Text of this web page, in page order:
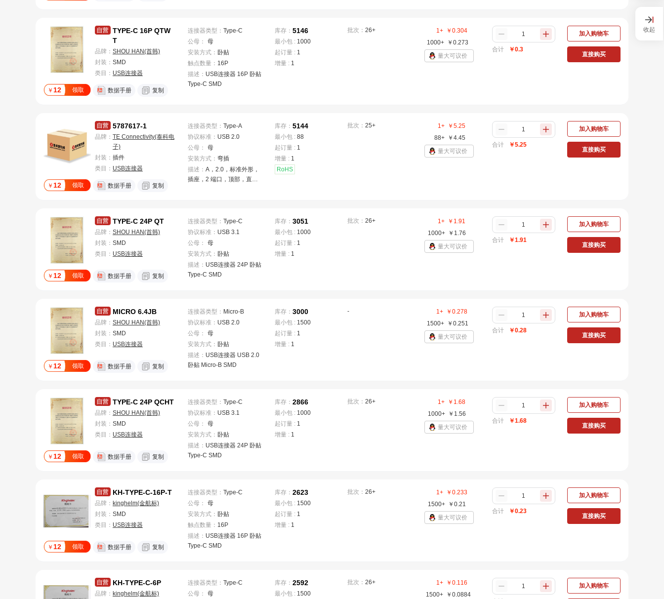
TYPE-C 16P QTW
T
品牌： SHOU HAN(首韩)
封装： SMD
类目： USB连接器
￥ 12 领取 数据手册 复制
连接器类型 ： Type-C
公母：
母
安装方式： 卧贴
触点数量： 16P
描述： USB连接器 16P 卧贴
Type-C SMD
库存：5146
最小包 : 1000
起订量 : 1
增量 : 1
批次： 26+ 1+ ￥0.304
1000+
￥ 0.273
量大可议价
合计 ￥0.3
加入购物车
直接购买
5787617-1
品牌： TE Connectivity(泰科电
子)
封装： 插件
类目： USB连接器
￥ 12 领取 数据手册 复制
连接器类型 ： Type-A
协议标准： USB 2.0
公母：
母
安装方式： 弯插
描述： A，2.0，标准外形，
插座，2 端口，顶部，直
库存：5144
最小包 :88
起订量 : 1
增量 : 1
RoHS
批次： 25+ 1+ ￥ 5.25
88+
￥4.45
量大可议价
合计 ￥5.25
加入购物车
直接购买
TYPE-C 24P QT
品牌： SHOU HAN(首韩)
封装： SMD
类目： USB连接器
￥ 12 领取 数据手册 复制
连接器类型 ： Type-C
协议标准： USB 3.1
公母：
母
安装方式： 卧贴
描述： USB连接器 24P 卧贴
Type-C SMD
库存：3051
最小包 : 1000
起订量 : 1
增量 : 1
批次： 26+ 1+ ￥ 1.91
1000+
￥ 1.76
量大可议价
合计 ￥1.91
加入购物车
直接购买
MICRO 6.4JB
品牌： SHOU HAN(首韩)
封装： SMD
类目： USB连接器
￥ 12 领取 数据手册 复制
连接器类型 ： Micro-B
协议标准： USB 2.0
公母：
母
安装方式： 卧贴
描述： USB连接器 USB 2.0
卧贴 Micro-B SMD
库存：3000
最小包 : 1500
起订量 : 1
增量 : 1
- 1+ ￥0.278
1500+
￥ 0.251
量大可议价
合计 ￥0.28
加入购物车
直接购买
TYPE-C 24P QCHT
品牌： SHOU HAN(首韩)
封装： SMD
类目： USB连接器
￥ 12 领取 数据手册 复制
连接器类型 ： Type-C
协议标准： USB 3.1
公母：
母
安装方式： 卧贴
描述： USB连接器 24P 卧贴
Type-C SMD
库存：2866
最小包 : 1000
起订量 : 1
增量 : 1
批次： 26+ 1+ ￥ 1.68
1000+
￥ 1.56
量大可议价
合计 ￥1.68
加入购物车
直接购买
KH-TYPE-C-16P-T
品牌： kinghelm(金航标)
封装： SMD
类目： USB连接器
￥ 12 领取 数据手册 复制
连接器类型 ： Type-C
公母：
母
安装方式： 卧贴
触点数量： 16P
描述： USB连接器 16P 卧贴
Type-C SMD
库存：2623
最小包 : 1500
起订量 : 1
增量 : 1
批次： 26+ 1+ ￥0.233
1500+
￥ 0.21
量大可议价
合计 ￥0.23
加入购物车
直接购买
KH-TYPE-C-6P
品牌： kinghelm(金航标)
连接器类型 ： Type-C
公母： 母
库存：2592
最小包 : 1500
批次： 26+ 1+ ￥0.116
1500+
￥0.0884
加入购物车
收起